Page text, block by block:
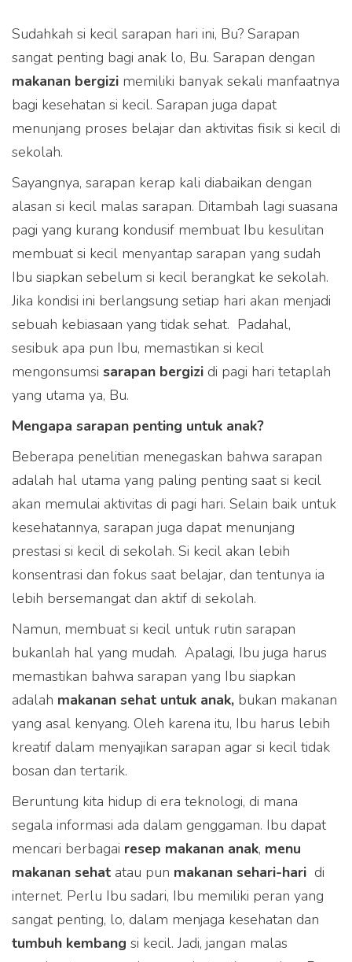
Sudahkah si kecil sarapan hari ini, Bu? Sarapan
sangat penting bagi anak lo, Bu. Sarapan dengan
makanan bergizi memiliki banyak sekali manfaatnya
bagi kesehatan si kecil. Sarapan juga dapat
menunjang proses belajar dan aktivitas fisik si kecil di
sekolah.
Sayangnya, sarapan kerap kali diabaikan dengan
alasan si kecil malas sarapan. Ditambah lagi suasana
pagi yang kurang kondusif membuat Ibu kesulitan
membuat si kecil menyantap sarapan yang sudah
Ibu siapkan sebelum si kecil berangkat ke sekolah.
Jika kondisi ini berlangsung setiap hari akan menjadi
sebuah kebiasaan yang tidak sehat. Padahal,
sesibuk apa pun Ibu, memastikan si kecil
mengonsumsi sarapan bergizi di pagi hari tetaplah
yang utama ya, Bu.
Mengapa sarapan penting untuk anak?
Beberapa penelitian menegaskan bahwa sarapan
adalah hal utama yang paling penting saat si kecil
akan memulai aktivitas di pagi hari. Selain baik untuk
kesehatannya, sarapan juga dapat menunjang
prestasi si kecil di sekolah. Si kecil akan lebih
konsentrasi dan fokus saat belajar, dan tentunya ia
lebih bersemangat dan aktif di sekolah.
Namun, membuat si kecil untuk rutin sarapan
bukanlah hal yang mudah. Apalagi, Ibu juga harus
memastikan bahwa sarapan yang Ibu siapkan
adalah makanan sehat untuk anak, bukan makanan
yang asal kenyang. Oleh karena itu, Ibu harus lebih
kreatif dalam menyajikan sarapan agar si kecil tidak
bosan dan tertarik.
Beruntung kita hidup di era teknologi, di mana
segala informasi ada dalam genggaman. Ibu dapat
mencari berbagai resep makanan anak, menu
makanan sehat atau pun makanan sehari-hari di
internet. Perlu Ibu sadari, Ibu memiliki peran yang
sangat penting, lo, dalam menjaga kesehatan dan
tumbuh kembang si kecil. Jadi, jangan malas